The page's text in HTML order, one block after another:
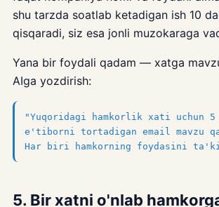
shu tarzda soatlab ketadigan ish 10
qisqaradi, siz esa jonli muzokaraga
Yana bir foydali qadam — xatga
AIga yozdirish:
"Yuqoridagi hamkorlik xati uchun
e'tiborni tortadigan email mavzu
Har biri hamkorning foydasini
5. Bir xatni o'nlab